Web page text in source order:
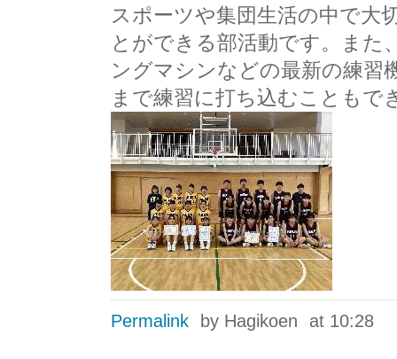
スポーツや集団生活の中で大
とができる部活動です。また
ングマシンなどの最新の練習
まで練習に打ち込むこともで
Permalink by Hagikoen at 10:28